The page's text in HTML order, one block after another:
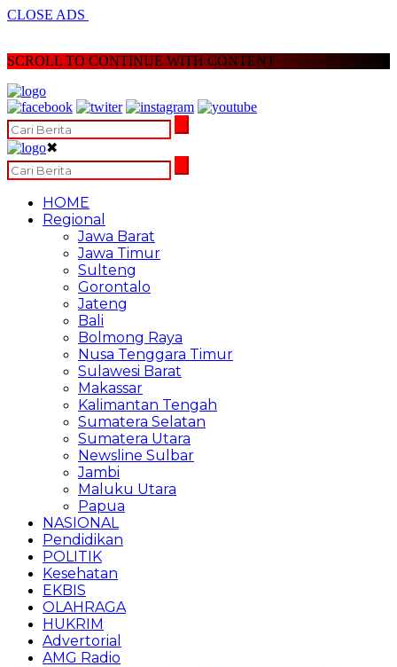
CLOSE ADS
SCROLL TO CONTINUE WITH CONTENT
✖
HOME
Regional
Jawa Barat
Jawa Timur
Sulteng
Gorontalo
Jateng
Bali
Bolmong Raya
Nusa Tenggara Timur
Sulawesi Barat
Makassar
Kalimantan Tengah
Sumatera Selatan
Sumatera Utara
Newsline Sulbar
Jambi
Maluku Utara
Papua
NASIONAL
Pendidikan
POLITIK
Kesehatan
EKBIS
OLAHRAGA
HUKRIM
Advertorial
AMG Radio